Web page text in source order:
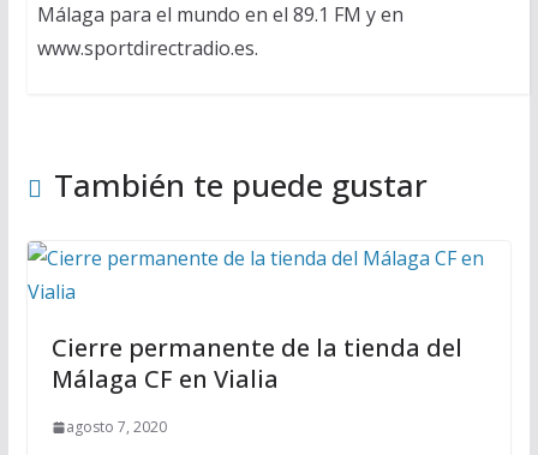
Málaga para el mundo en el 89.1 FM y en
www.sportdirectradio.es.
También te puede gustar
Cierre permanente de la tienda del
Málaga CF en Vialia
agosto 7, 2020